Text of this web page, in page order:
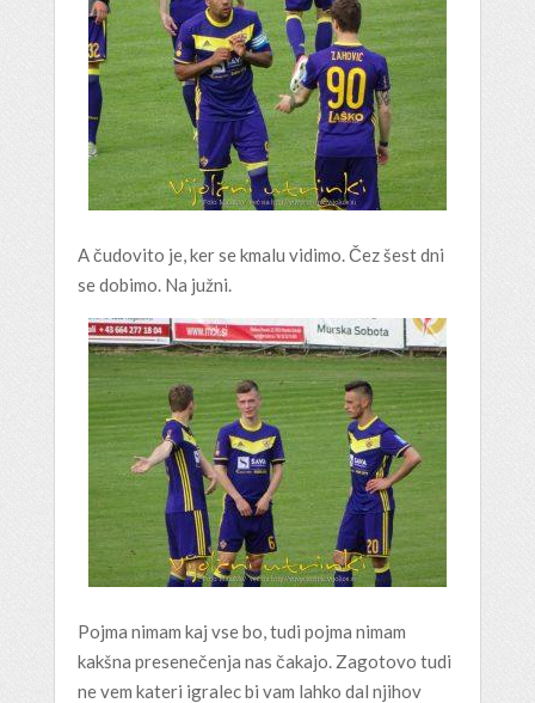
A čudovito je, ker se kmalu vidimo. Čez šest dni
se dobimo. Na južni.
Pojma nimam kaj vse bo, tudi pojma nimam
kakšna presenečenja nas čakajo. Zagotovo tudi
ne vem kateri igralec bi vam lahko dal njihov